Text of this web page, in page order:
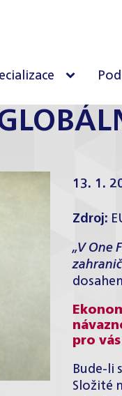
13. 1.
Zdroj:
„V One
pro
Bude-li
Složité